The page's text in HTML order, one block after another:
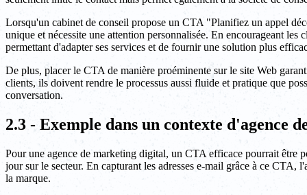
Lorsqu'un cabinet de conseil propose un CTA "Planifiez un appel
unique et nécessite une attention personnalisée. En encourageant
permettant d'adapter ses services et de fournir une solution plus
De plus, placer le CTA de manière proéminente sur le site Web
clients, ils doivent rendre le processus aussi fluide et pratique que
conversation.
2.3 - Exemple dans un contexte d'agence
Pour une agence de marketing digital, un CTA efficace pourrait être
jour sur le secteur. En capturant les adresses e-mail grâce à ce CTA,
la marque.